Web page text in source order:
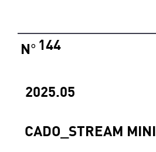
2025.05
CADO_STREAM MINI
144
N°